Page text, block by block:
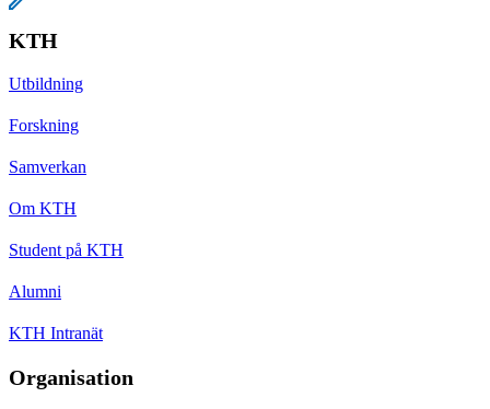
KTH
Utbildning
Forskning
Samverkan
Om KTH
Student på KTH
Alumni
KTH Intranät
Organisation